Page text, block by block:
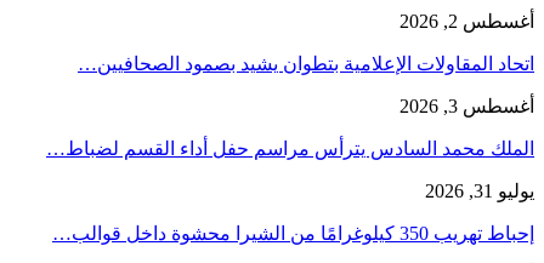
أغسطس 2, 2026
اتحاد المقاولات الإعلامية بتطوان يشيد بصمود الصحافيين…
أغسطس 3, 2026
الملك محمد السادس يترأس مراسم حفل أداء القسم لضباط…
يوليو 31, 2026
إحباط تهريب 350 كيلوغرامًا من الشيرا محشوة داخل قوالب…